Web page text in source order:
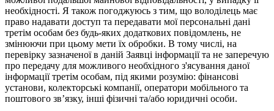
необхідності. Я також погоджуюсь з тим, що володілець має
право надавати доступ та передавати мої персональні дані
третім особам без будь-яких додаткових повідомлень, не
змінюючи при цьому мети їх обробки. В тому числі, на
перевірку зазначеної в даній Заявці інформації та не заперечую
про передачу для можливого необхідного з'ясування даної
інформації третім особам, під якими розумію: фінансові
установи, колекторські компанії, оператори мобільного та
поштового зв’язку, інші фізичні та/або юридичні особи.